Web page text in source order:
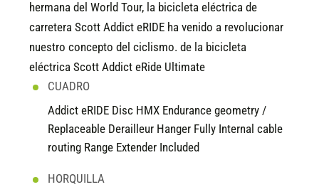
hermana del World Tour, la bicicleta eléctrica de
carretera Scott Addict eRIDE ha venido a revolucionar
nuestro concepto del ciclismo. de la bicicleta
eléctrica Scott Addict eRide Ultimate
CUADRO
Addict eRIDE Disc HMX Endurance geometry /
Replaceable Derailleur Hanger Fully Internal cable
routing Range Extender Included
HORQUILLA